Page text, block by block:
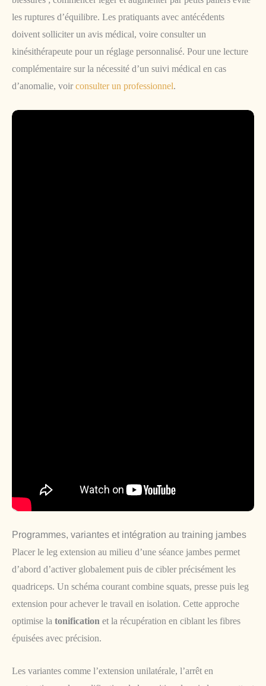
les ruptures d’équilibre. Les pratiquants avec antécédents
doivent solliciter un avis médical, voire consulter un
kinésithérapeute pour un réglage personnalisé. Pour une lecture
complémentaire sur la nécessité d’un suivi médical en cas
d’anomalie, voir consulter un professionnel.
Programmes, variantes et intégration au training jambes
Placer le leg extension au milieu d’une séance jambes permet
d’abord d’activer globalement puis de cibler précisément les
quadriceps. Un schéma courant combine squats, presse puis leg
extension pour achever le travail en isolation. Cette approche
optimise la tonification et la récupération en ciblant les fibres
épuisées avec précision.
Les variantes comme l’extension unilatérale, l’arrêt en